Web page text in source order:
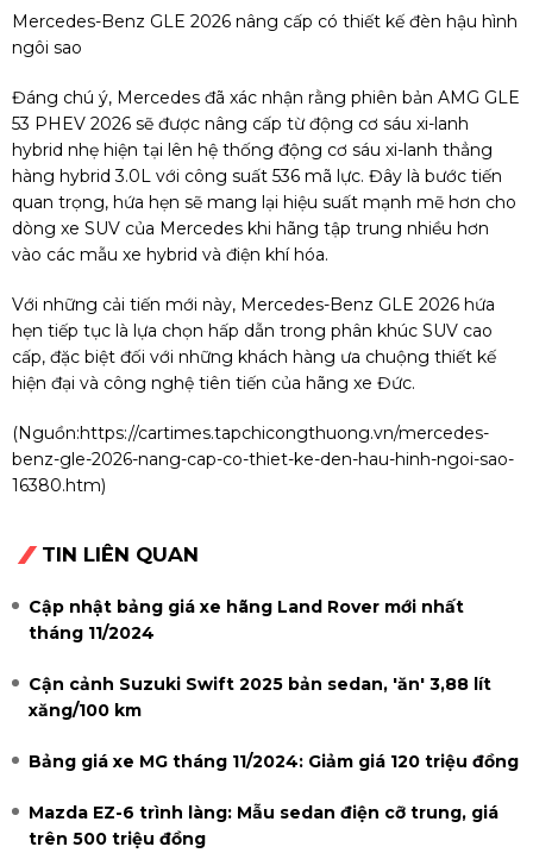
Mercedes-Benz GLE 2026 nâng cấp có thiết kế đèn hậu hình
ngôi sao
Đáng chú ý, Mercedes đã xác nhận rằng phiên bản AMG GLE
53 PHEV 2026 sẽ được nâng cấp từ động cơ sáu xi-lanh
hybrid nhẹ hiện tại lên hệ thống động cơ sáu xi-lanh thẳng
hàng hybrid 3.0L với công suất 536 mã lực. Đây là bước tiến
quan trọng, hứa hẹn sẽ mang lại hiệu suất mạnh mẽ hơn cho
dòng xe SUV của Mercedes khi hãng tập trung nhiều hơn
vào các mẫu xe hybrid và điện khí hóa.
Với những cải tiến mới này, Mercedes-Benz GLE 2026 hứa
hẹn tiếp tục là lựa chọn hấp dẫn trong phân khúc SUV cao
cấp, đặc biệt đối với những khách hàng ưa chuộng thiết kế
hiện đại và công nghệ tiên tiến của hãng xe Đức.
(Nguồn:https://cartimes.tapchicongthuong.vn/mercedes-
benz-gle-2026-nang-cap-co-thiet-ke-den-hau-hinh-ngoi-sao-
16380.htm)
TIN LIÊN QUAN
Cập nhật bảng giá xe hãng Land Rover mới nhất
tháng 11/2024
Cận cảnh Suzuki Swift 2025 bản sedan, 'ăn' 3,88 lít
xăng/100 km
Bảng giá xe MG tháng 11/2024: Giảm giá 120 triệu đồng
Mazda EZ-6 trình làng: Mẫu sedan điện cỡ trung, giá
trên 500 triệu đồng